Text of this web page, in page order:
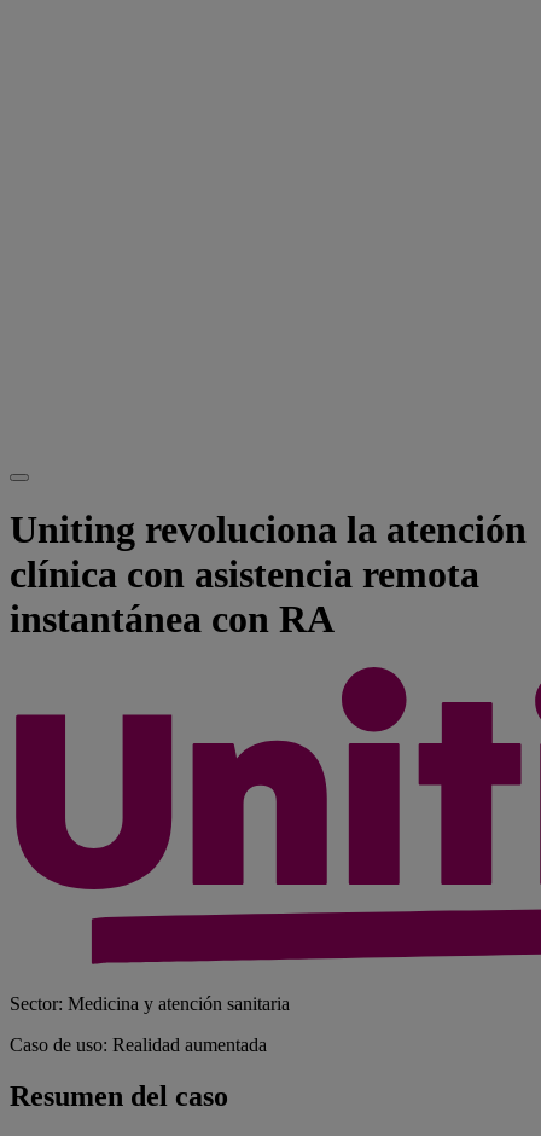
Uniting revoluciona la atención
clínica con asistencia remota
instantánea con RA
Sector: Medicina y atención sanitaria
Caso de uso: Realidad aumentada
Resumen del caso